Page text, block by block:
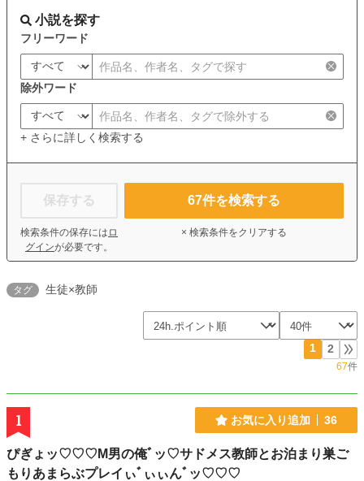
小説を探す
フリーワード
除外ワード
+ さらに詳しく検索する
保存する
検索条件の保存には ロ
グインが必要です。
67件を検索する
× 検索条件をクリアする
タグ 生徒×教師
1 2
67件
1 お気に入り追加 36
ぴぎょッ♡♡♡M男の俺ﾞッ♡サドメス教師とお泊まり巣ご
もりあまらぶプレイぃﾞぃぃんﾞッ♡♡♡